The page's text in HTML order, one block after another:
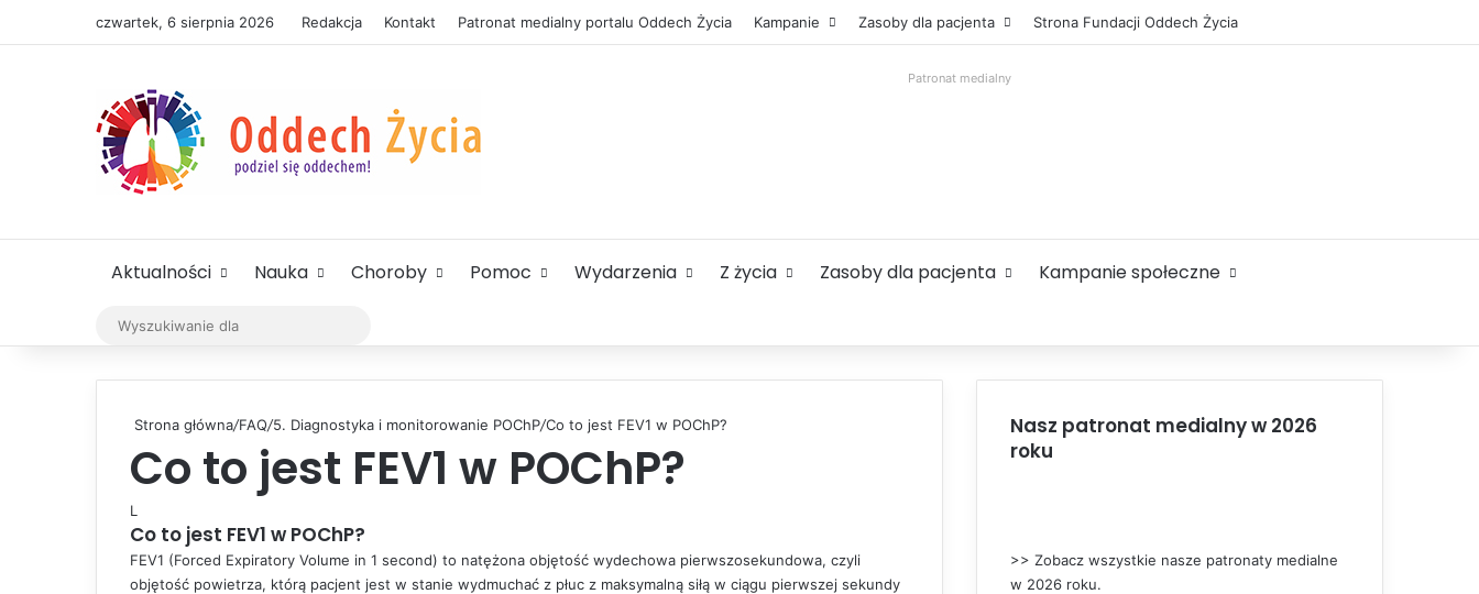
czwartek, 6 sierpnia 2026 Redakcja Kontakt Patronat medialny portalu Oddech Życia Kampanie Zasoby dla pacjenta Strona Fundacji Oddech Życia
Patronat medialny
Aktualności Nauka Choroby Pomoc Wydarzenia Z życia Zasoby dla pacjenta Kampanie społeczne
Strona główna/FAQ/5. Diagnostyka i monitorowanie POChP/Co to jest FEV1 w POChP?
Co to jest FEV1 w POChP?
L
Co to jest FEV1 w POChP?
FEV1 (Forced Expiratory Volume in 1 second) to natężona objętość wydechowa pierwszosekundowa, czyli
objętość powietrza, którą pacjent jest w stanie wydmuchać z płuc z maksymalną siłą w ciągu pierwszej sekundy
Nasz patronat medialny w 2026
roku
>> Zobacz wszystkie nasze patronaty medialne
w 2026 roku.